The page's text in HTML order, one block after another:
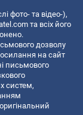
фото- та відео-),
та всіх його
дозволу
на сайт
письмового
систем,